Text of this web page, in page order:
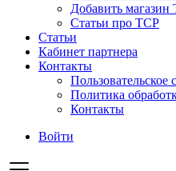
Добавить
Статьи про ТСР
Статьи
Кабинет партнера
Контакты
Пользовательское
Политика
Контакты
Войти